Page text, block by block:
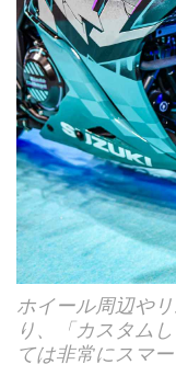
ホイール周辺や
り、「カスタム
ては非常にスマー